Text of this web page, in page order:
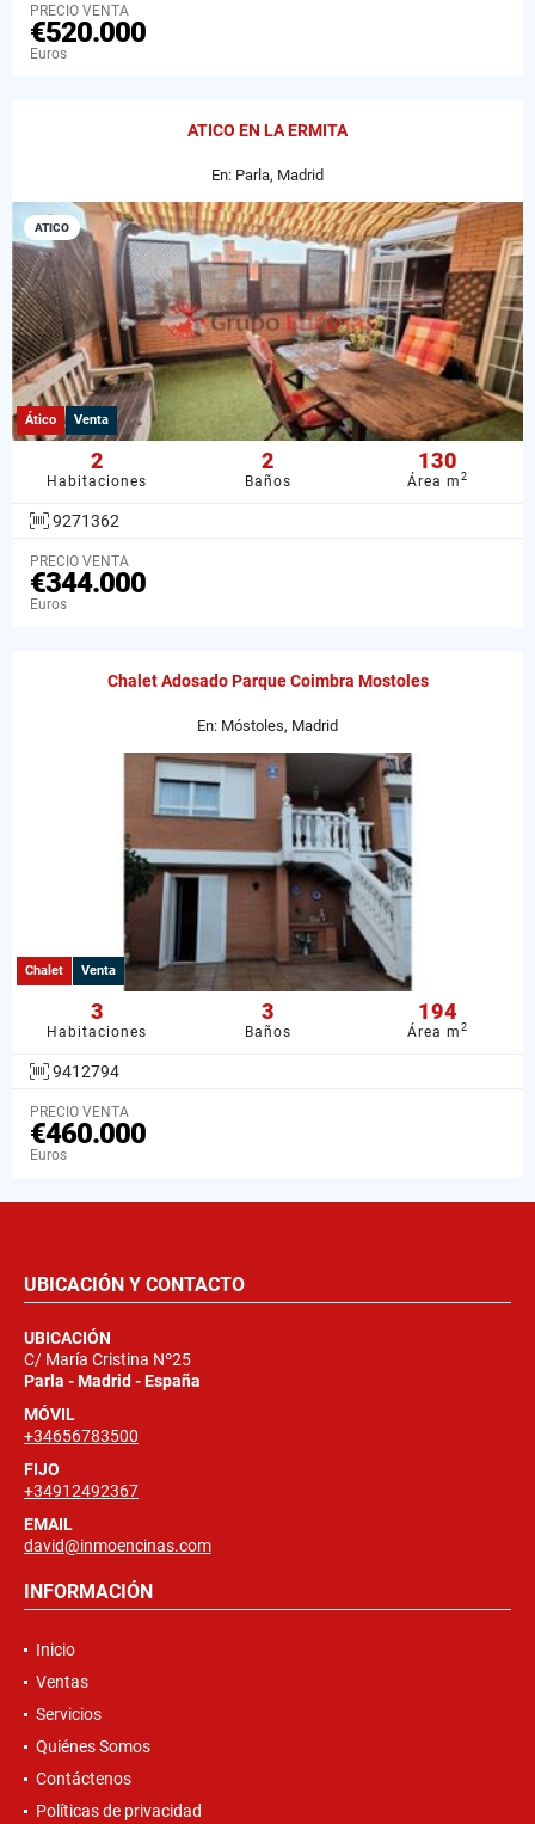
PRECIO VENTA
€520.000
Euros
ATICO EN LA ERMITA
En: Parla, Madrid
ATICO
Ático Venta
2
Habitaciones
2
Baños
130
Área m2
9271362
PRECIO VENTA
€344.000
Euros
Chalet Adosado Parque Coimbra Mostoles
En: Móstoles, Madrid
Chalet Venta
3
Habitaciones
3
Baños
194
Área m2
9412794
PRECIO VENTA
€460.000
Euros
UBICACIÓN Y CONTACTO
UBICACIÓN
C/ María Cristina Nº25
Parla - Madrid - España
MÓVIL
+34656783500
FIJO
+34912492367
EMAIL
david@inmoencinas.com
INFORMACIÓN
Inicio
Ventas
Servicios
Quiénes Somos
Contáctenos
Políticas de privacidad